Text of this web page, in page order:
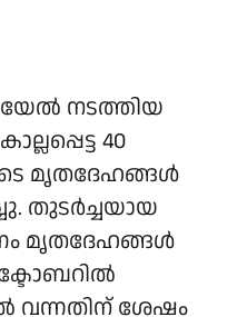
നടത്തിയ
40
മൃതദേഹങ്ങള്‍
തുടര്‍ച്ചയായ
മൃതദേഹങ്ങള്‍
വന്നതിന് ശേഷം